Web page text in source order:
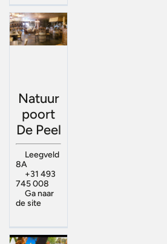
Natuur
poort
De Peel
Leegveld
8A
+31 493
745 008
Ga naar
de site